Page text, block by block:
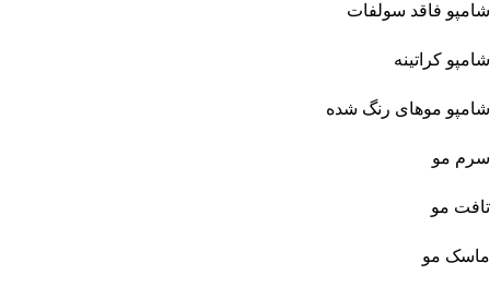
شامپو فاقد سولفات
شامپو کراتینه
شامپو موهای رنگ شده
سرم مو
تافت مو
ماسک مو